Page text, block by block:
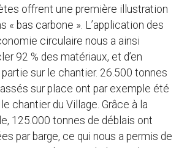
offrent une première illustration
« bas carbone ». L’application des
circulaire nous a ainsi
92 % des matériaux, et d’en
sur le chantier. 26.500 tonnes
sur place ont par exemple été
chantier du Village. Grâce à la
125.000 tonnes de déblais ont
par barge, ce qui nous a permis de